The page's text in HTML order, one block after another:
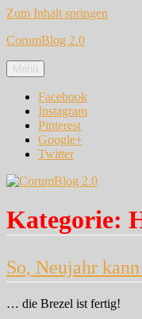
Zum Inhalt springen
CorumBlog 2.0
Menü
Facebook
Instagram
Pinterest
Google+
Twitter
Kategorie:
So, Neujahr
… die Brezel ist fertig!